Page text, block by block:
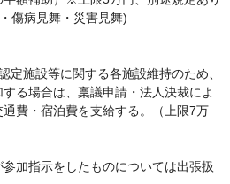
傷病見舞・災害見舞)
定施設等に関する各施設維持のため、
る場合は、稟議申請・法人決裁によ
費・宿泊費を支給する。（上限7万
参加指示をしたものについては出張扱